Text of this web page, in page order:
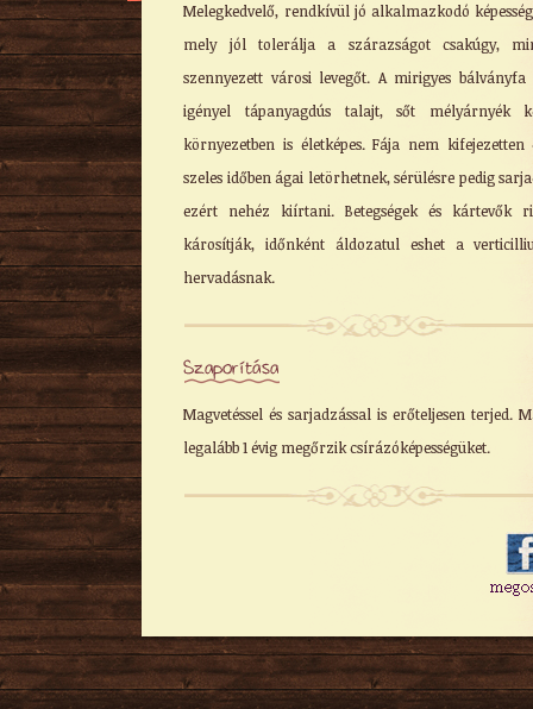
Melegkedvelő, rendkívül jó alkalmazkodó
mely jól tolerálja a szárazságot csakúgy,
szennyezett városi levegőt. A mirigyes bálványfa
igényel tápanyagdús talajt, sőt mélyárnyék
környezetben is életképes. Fája nem kifejezetten
szeles időben ágai letörhetnek, sérülésre pedig
ezért nehéz kiírtani. Betegségek és kártevők
károsítják, időnként áldozatul eshet a
hervadásnak.
Szaporítása
Magvetéssel és sarjadzással is erőteljesen terjed.
legalább 1 évig megőrzik csírázóképességüket.